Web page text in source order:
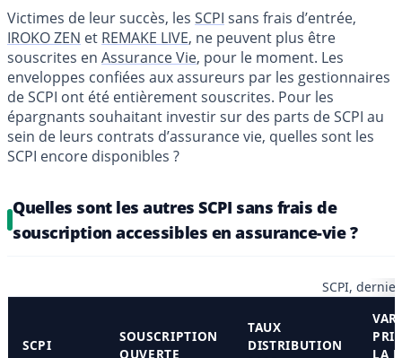
Victimes de leur succès, les SCPI sans frais d’entrée,
IROKO ZEN et REMAKE LIVE, ne peuvent plus être
souscrites en Assurance Vie, pour le moment. Les
enveloppes confiées aux assureurs par les gestionnaires
de SCPI ont été entièrement souscrites. Pour les
épargnants souhaitant investir sur des parts de SCPI au
sein de leurs contrats d’assurance vie, quelles sont les
SCPI encore disponibles ?
Quelles sont les autres SCPI sans frais de
souscription accessibles en assurance-vie ?
SCPI,
SCPI
SOUSCRIPTION
OUVERTE
TAUX
DISTRIBUTION
LA